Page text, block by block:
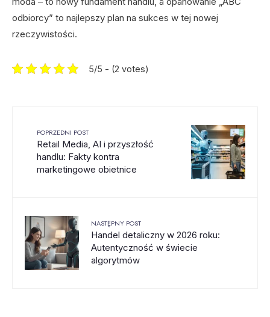
odbiorcy” to najlepszy plan na sukces w tej nowej
rzeczywistości.
5/5 - (2 votes)
POPRZEDNI POST
Retail Media, AI i przyszłość
handlu: Fakty kontra
marketingowe obietnice
NASTĘPNY POST
Handel detaliczny w 2026 roku:
Autentyczność w świecie
algorytmów